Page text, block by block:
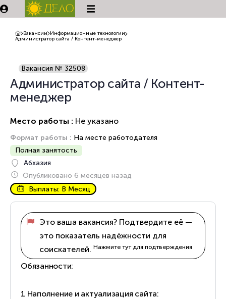
Вакансии Информационные технологии
Администратор сайта / Контент-менеджер
Администратор сайта / Контент-
менеджер
Место работы : Не указано
Формат работы : На месте работодателя
Полная занятость
Абхазия
Опубликовано 6 месяцев назад
Выплаты: В Месяц
Вакансия № 32508
Это ваша вакансия? Подтвердите её —
это показатель надёжности для
соискателей. Нажмите тут для подтверждения
Обязанности:
1 Наполнение и актуализация сайта: